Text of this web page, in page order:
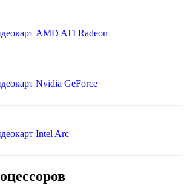
AMD ATI Radeon
Nvidia GeForce
Intel Arc